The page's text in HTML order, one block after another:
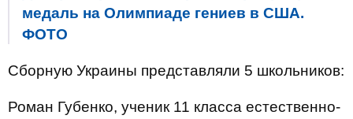
медаль на Олимпиаде гениев в США.
ФОТО
Сборную Украины представляли 5 школьников:
Роман Губенко, ученик 11 класса естественно-